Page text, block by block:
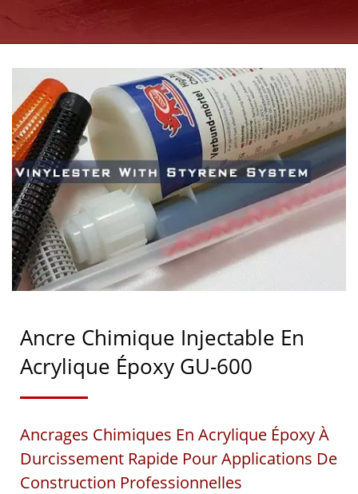
CHIMIQUES
INJECTABLES DE LARGE
GAMME | GOOD USE
Ancre Chimique Injectable En
Acrylique Époxy GU-600
Ancrages Chimiques En Acrylique Époxy À
Durcissement Rapide Pour Applications De
Construction Professionnelles